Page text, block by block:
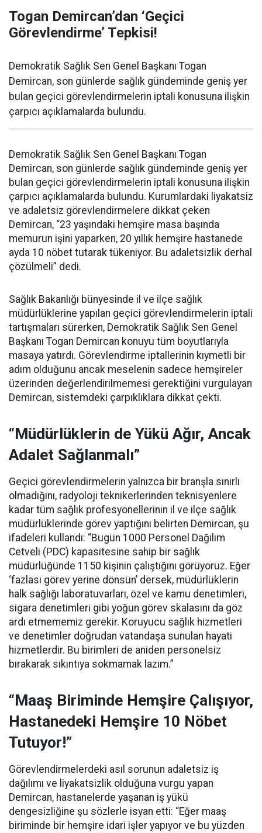
Togan Demircan’dan ‘Geçici
Görevlendirme’ Tepkisi!
Demokratik Sağlık Sen Genel Başkanı Togan
Demircan, son günlerde sağlık gündeminde geniş yer
bulan geçici görevlendirmelerin iptali konusuna ilişkin
çarpıcı açıklamalarda bulundu.
Demokratik Sağlık Sen Genel Başkanı Togan
Demircan, son günlerde sağlık gündeminde geniş yer
bulan geçici görevlendirmelerin iptali konusuna ilişkin
çarpıcı açıklamalarda bulundu. Kurumlardaki liyakatsiz
ve adaletsiz görevlendirmelere dikkat çeken
Demircan, “23 yaşındaki hemşire masa başında
memurun işini yaparken, 20 yıllık hemşire hastanede
ayda 10 nöbet tutarak tükeniyor. Bu adaletsizlik derhal
çözülmeli” dedi.
Sağlık Bakanlığı bünyesinde il ve ilçe sağlık
müdürlüklerine yapılan geçici görevlendirmelerin iptali
tartışmaları sürerken, Demokratik Sağlık Sen Genel
Başkanı Togan Demircan konuyu tüm boyutlarıyla
masaya yatırdı. Görevlendirme iptallerinin kıymetli bir
adım olduğunu ancak meselenin sadece hemşireler
üzerinden değerlendirilmemesi gerektiğini vurgulayan
Demircan, sistemdeki çarpıklıklara dikkat çekti.
“Müdürlüklerin de Yükü Ağır, Ancak
Adalet Sağlanmalı”
Geçici görevlendirmelerin yalnızca bir branşla sınırlı
olmadığını, radyoloji teknikerlerinden teknisyenlere
kadar tüm sağlık profesyonellerinin il ve ilçe sağlık
müdürlüklerinde görev yaptığını belirten Demircan, şu
ifadeleri kullandı: “Bugün 1000 Personel Dağılım
Cetveli (PDC) kapasitesine sahip bir sağlık
müdürlüğünde 1150 kişinin çalıştığını görüyoruz. Eğer
‘fazlası görev yerine dönsün’ dersek, müdürlüklerin
halk sağlığı laboratuvarları, özel ve kamu denetimleri,
sigara denetimleri gibi yoğun görev skalasını da göz
ardı etmememiz gerekir. Koruyucu sağlık hizmetleri
ve denetimler doğrudan vatandaşa sunulan hayati
hizmetlerdir. Bu birimleri de aniden personelsiz
bırakarak sıkıntıya sokmamak lazım.”
“Maaş Biriminde Hemşire Çalışıyor,
Hastanedeki Hemşire 10 Nöbet
Tutuyor!”
Görevlendirmelerdeki asıl sorunun adaletsiz iş
dağılımı ve liyakatsizlik olduğuna vurgu yapan
Demircan, hastanelerde yaşanan iş yükü
dengesizliğine şu sözlerle isyan etti: “Eğer maaş
biriminde bir hemşire idari işler yapıyor ve bu yüzden